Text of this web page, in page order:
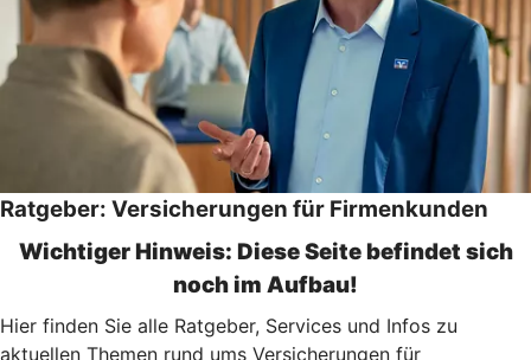
Ratgeber: Versicherungen für Firmenkunden
Wichtiger Hinweis: Diese Seite befindet sich
noch im Aufbau!
Hier finden Sie alle Ratgeber, Services und Infos zu
aktuellen Themen rund ums Versicherungen für